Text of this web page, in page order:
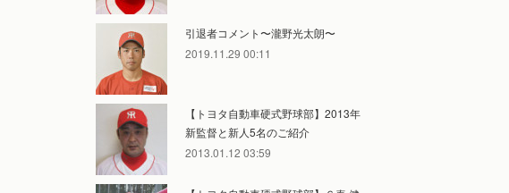
引退者コメント〜瀧野光太朗〜
2019.11.29 00:11
【トヨタ自動車硬式野球部】2013年
新監督と新人5名のご紹介
2013.01.12 03:59